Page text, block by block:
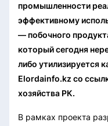
промышленности
эффективному
— побочного
который сегодня
либо утилизируется
Elordainfo.kz со
хозяйства РК.
В рамках проекта